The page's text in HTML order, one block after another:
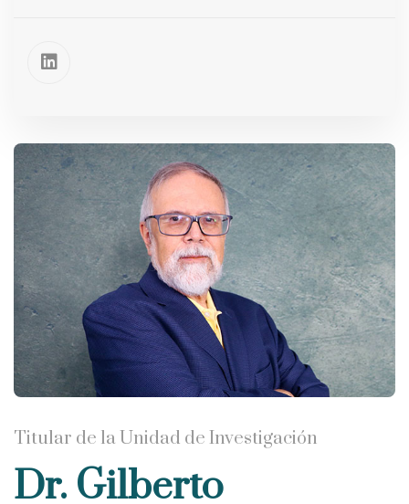
Titular de la Unidad de Investigación
Dr. Gilberto